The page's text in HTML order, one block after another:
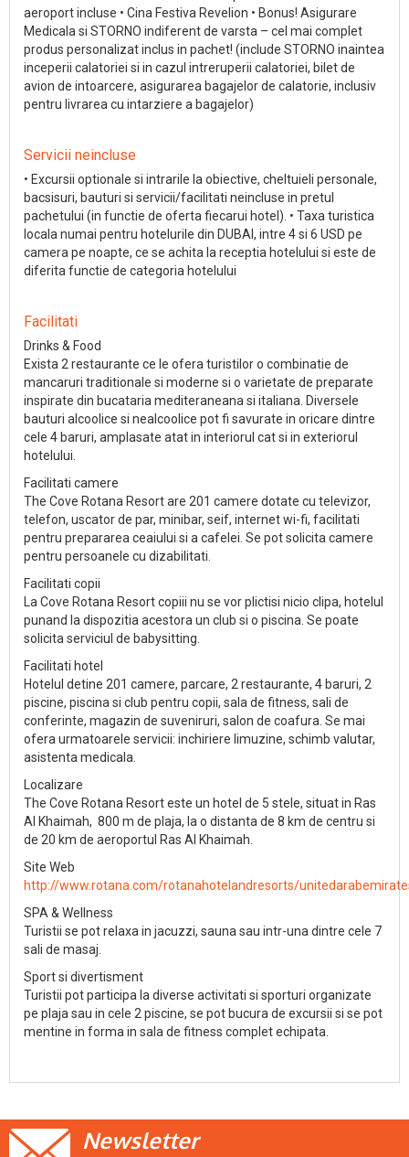
aeroport incluse • Cina Festiva Revelion • Bonus! Asigurare
Medicala si STORNO indiferent de varsta – cel mai complet
produs personalizat inclus in pachet! (include STORNO inaintea
inceperii calatoriei si in cazul intreruperii calatoriei, bilet de
avion de intoarcere, asigurarea bagajelor de calatorie, inclusiv
pentru livrarea cu intarziere a bagajelor)
Servicii neincluse
• Excursii optionale si intrarile la obiective, cheltuieli personale,
bacsisuri, bauturi si servicii/facilitati neincluse in pretul
pachetului (in functie de oferta fiecarui hotel). • Taxa turistica
locala numai pentru hotelurile din DUBAI, intre 4 si 6 USD pe
camera pe noapte, ce se achita la receptia hotelului si este de
diferita functie de categoria hotelului
Facilitati
Drinks & Food
Exista 2 restaurante ce le ofera turistilor o combinatie de
mancaruri traditionale si moderne si o varietate de preparate
inspirate din bucataria mediteraneana si italiana. Diversele
bauturi alcoolice si nealcoolice pot fi savurate in oricare dintre
cele 4 baruri, amplasate atat in interiorul cat si in exteriorul
hotelului.
Facilitati camere
The Cove Rotana Resort are 201 camere dotate cu televizor,
telefon, uscator de par, minibar, seif, internet wi-fi, facilitati
pentru prepararea ceaiului si a cafelei. Se pot solicita camere
pentru persoanele cu dizabilitati.
Facilitati copii
La Cove Rotana Resort copiii nu se vor plictisi nicio clipa, hotelul
punand la dispozitia acestora un club si o piscina. Se poate
solicita serviciul de babysitting.
Facilitati hotel
Hotelul detine 201 camere, parcare, 2 restaurante, 4 baruri, 2
piscine, piscina si club pentru copii, sala de fitness, sali de
conferinte, magazin de suveniruri, salon de coafura. Se mai
ofera urmatoarele servicii: inchiriere limuzine, schimb valutar,
asistenta medicala.
Localizare
The Cove Rotana Resort este un hotel de 5 stele, situat in Ras
Al Khaimah, 800 m de plaja, la o distanta de 8 km de centru si
de 20 km de aeroportul Ras Al Khaimah.
Site Web
http://www.rotana.com/rotanahotelandresorts/
SPA & Wellness
Turistii se pot relaxa in jacuzzi, sauna sau intr-una dintre cele 7
sali de masaj.
Sport si divertisment
Turistii pot participa la diverse activitati si sporturi organizate
pe plaja sau in cele 2 piscine, se pot bucura de excursii si se pot
mentine in forma in sala de fitness complet echipata.
Newsletter